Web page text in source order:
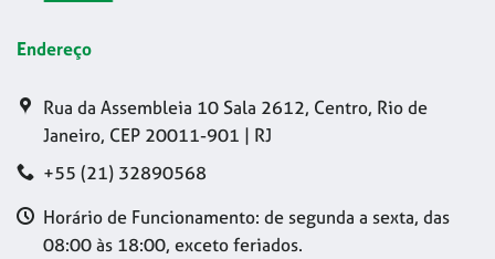
Endereço
Rua da Assembleia 10 Sala 2612, Centro, Rio de
Janeiro, CEP 20011-901 | RJ
+55 (21) 32890568
Horário de Funcionamento: de segunda a sexta, das
08:00 às 18:00, exceto feriados.